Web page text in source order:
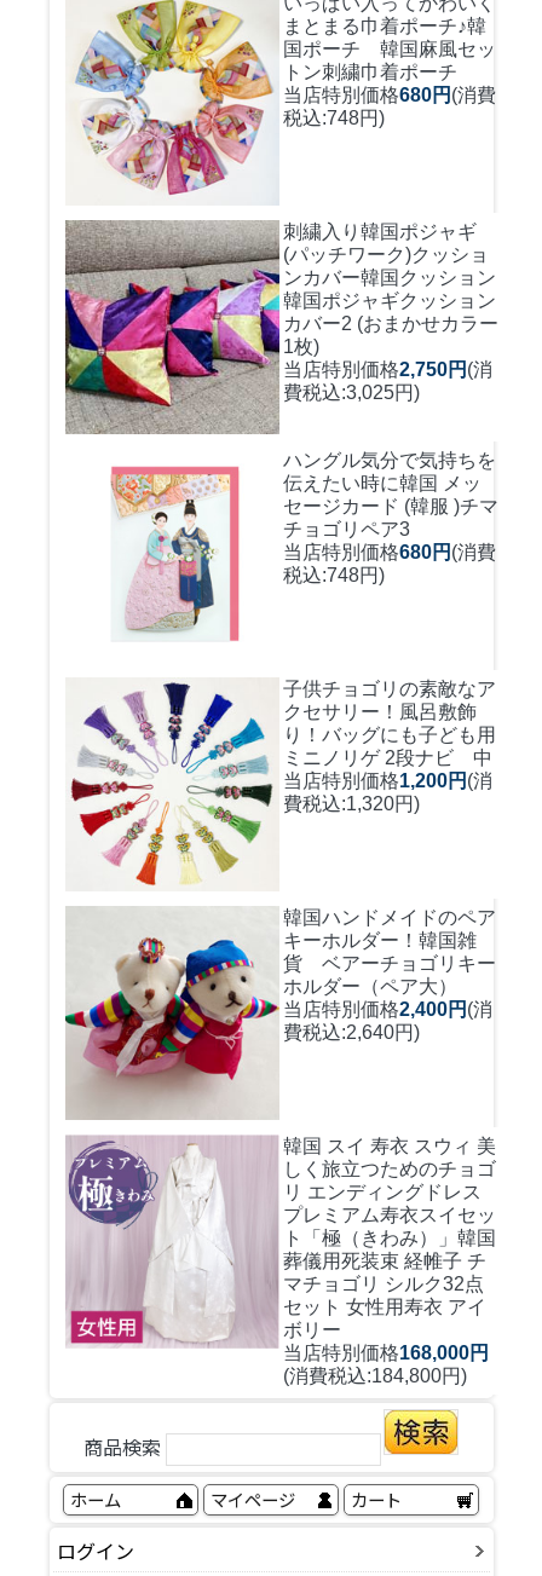
まとまる巾着ポーチ♪韓
国ポーチ 韓国麻風セッ
トン刺繍巾着ポーチ
当店特別価格680円 (消費
税込:748円)
刺繍入り韓国ポジャギ
(パッチワーク)クッショ
ンカバー韓国クッション
韓国ポジャギクッション
カバー2 (おまかせカラー
1枚)
当店特別価格2,750円 (消
費税込:3,025円)
ハングル気分で気持ちを
伝えたい時に韓国 メッ
セージカード (韓服 )チマ
チョゴリペア3
当店特別価格680円 (消費
税込:748円)
子供チョゴリの素敵なア
クセサリー！風呂敷飾
り！バッグにも子ども用
ミニノリゲ 2段ナビ 中
当店特別価格1,200円 (消
費税込:1,320円)
韓国ハンドメイドのペア
キーホルダー！ 韓国雑
貨 ベアーチョゴリキー
ホルダー（ペア大）
当店特別価格2,400円 (消
費税込:2,640円)
韓国 スイ 寿衣 スウィ 美
しく旅立つためのチョゴ
リ エンディングドレス
プレミアム寿衣スイセッ
ト「極（きわみ）」韓国
葬儀用死装束 経帷子 チ
マチョゴリ シルク32点
セット 女性用寿衣 アイ
ボリー
当店特別価格168,000円
(消費税込:184,800円)
商品検索
ホーム マイページ カート
ログイン